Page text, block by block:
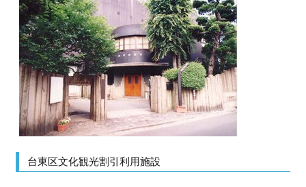
台東区文化観光割引利用施設